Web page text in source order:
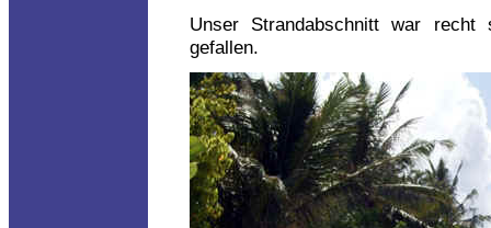
Unser Strandabschnitt war
gefallen.